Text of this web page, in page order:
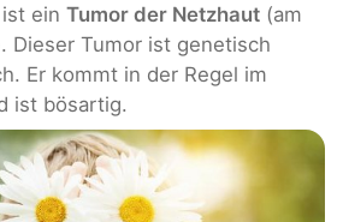
ist ein Tumor der Netzhaut (am
Dieser Tumor ist genetisch
Er kommt in der Regel im
ist bösartig.